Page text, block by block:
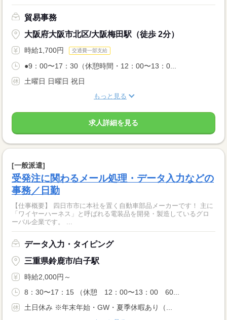
貿易事務
大阪府大阪市北区/大阪梅田駅（徒歩 2分）
時給1,700円 交通費一部支給
●9：00〜17：30（休憩時間・12：00〜13：0...
土曜日 日曜日 祝日
もっと見る
求人詳細を見る
[一般派遣]
受発注に関わるメール処理・データ入力などの
事務／日勤
【仕事概要】 四日市市に本社を置く自動車部品メーカーです！ 主に
「ワイヤーハーネス」と呼ばれる電装品を開発・製造しているグロ
ーバル企業です。 ...
データ入力・タイピング
三重県鈴鹿市/白子駅
時給2,000円～
8：30〜17：15 （休憩 12：00〜13：00 60...
土日休み ※年末年始・GW・夏季休暇あり（...